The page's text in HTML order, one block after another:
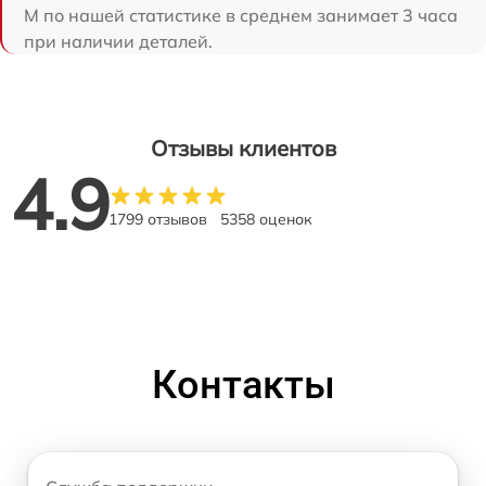
M по нашей статистике в среднем занимает 3 часа
при наличии деталей.
Отзывы клиентов
4.91799 отзывов 5358 оценок
Контакты